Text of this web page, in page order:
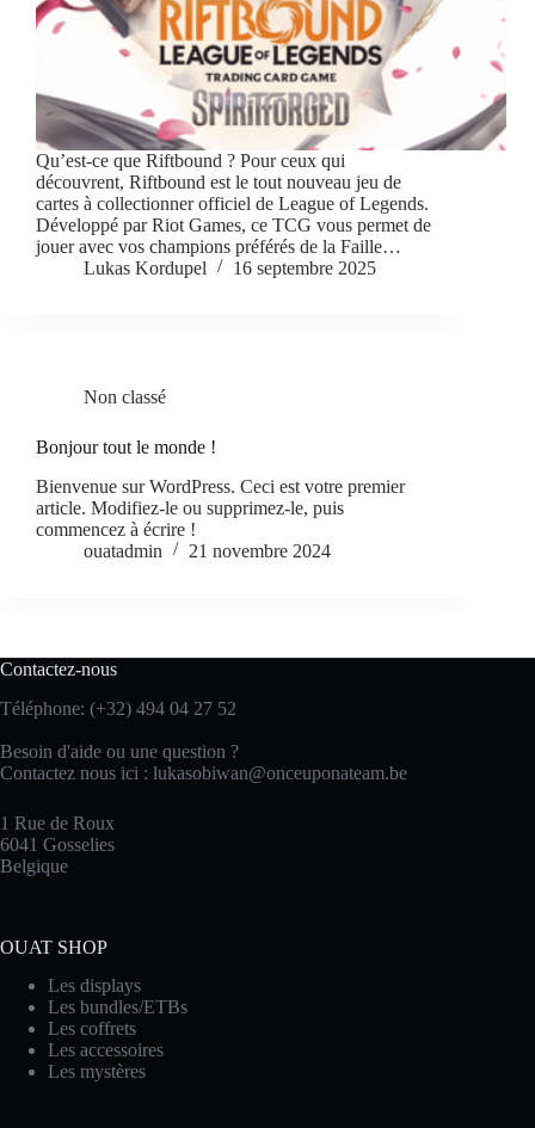
Qu’est-ce que Riftbound ? Pour ceux qui
découvrent, Riftbound est le tout nouveau jeu de
cartes à collectionner officiel de League of Legends.
Développé par Riot Games, ce TCG vous permet de
jouer avec vos champions préférés de la Faille…
Lukas Kordupel
16 septembre 2025
Non classé
Bonjour tout le monde !
Bienvenue sur WordPress. Ceci est votre premier
article. Modifiez-le ou supprimez-le, puis
commencez à écrire !
ouatadmin
21 novembre 2024
Contactez-nous
Téléphone: (+32) 494 04 27 52
Besoin d'aide ou une question ?
Contactez nous ici : lukasobiwan@onceuponateam.be
1 Rue de Roux
6041 Gosselies
Belgique
OUAT SHOP
Les displays
Les bundles/ETBs
Les coffrets
Les accessoires
Les mystères